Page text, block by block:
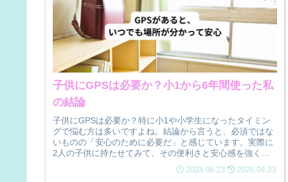
子供にGPSは必要か？小1から6年間使った私
の結論
子供にGPSは必要か？特に小1や小学生になったタイミン
グで悩む方は多いですよね。結論から言うと、必須ではな
いものの「安心のために必要だ」と感じています。実際に
2人の子供に持たせてみて、その便利さと安心感を強く実
感しています。この記事では、私...
2024.06.23 2026.04.23